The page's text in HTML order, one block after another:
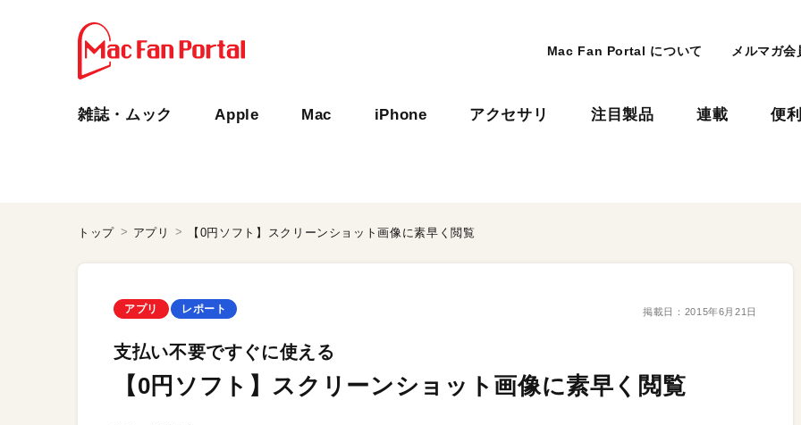
Mac Fan Portal について メルマガ会
雑誌・ムック Apple Mac iPhone アクセサリ 注目製品 連載 便
トップ アプリ 【0円ソフト】スクリーンショット画像に素早く閲覧
アプリ レポート 掲載日： 2015年6月21日
支払い不要ですぐに使える
【0円ソフト】スクリーンショット画像に素早く閲覧